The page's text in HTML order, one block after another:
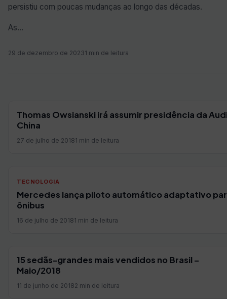
persistiu com poucas mudanças ao longo das décadas.
As…
29 de dezembro de 20231 min de leitura
Thomas Owsianski irá assumir presidência da
China
27 de julho de 20181 min de leitura
TECNOLOGIA
Mercedes lança piloto automático adaptativo
ônibus
16 de julho de 20181 min de leitura
15 sedãs-grandes mais vendidos no Brasil –
Maio/2018
11 de junho de 20182 min de leitura